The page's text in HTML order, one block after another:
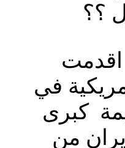
؟؟
اقدمت
في
كبرى
من